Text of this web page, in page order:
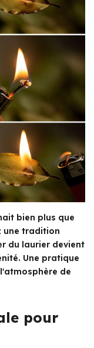
bien plus que
une tradition
du laurier devient
Une pratique
de
pour